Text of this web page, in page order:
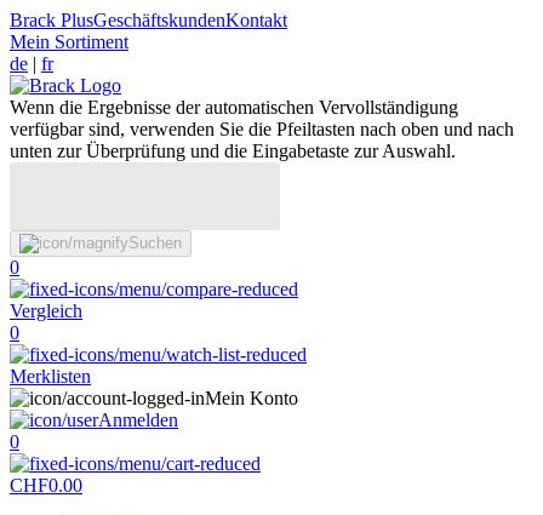
Brack PlusGeschäftskundenKontakt
Mein Sortiment
de | fr
Wenn die Ergebnisse der automatischen Vervollständigung
verfügbar sind, verwenden Sie die Pfeiltasten nach oben und nach
unten zur Überprüfung und die Eingabetaste zur Auswahl.
Suchen
0
Vergleich
0
Merklisten
Mein Konto
Anmelden
0
CHF0.00